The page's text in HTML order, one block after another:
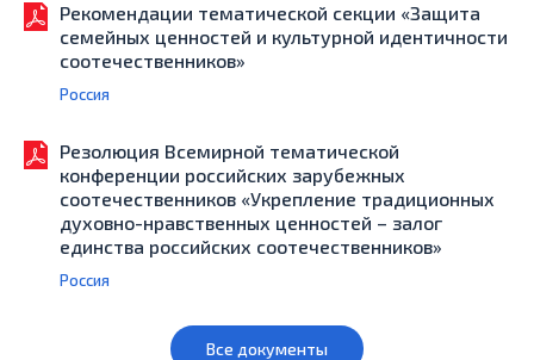
Рекомендации тематической секции «Защита
семейных ценностей и культурной идентичности
соотечественников»
Россия
Резолюция Всемирной тематической
конференции российских зарубежных
соотечественников «Укрепление традиционных
духовно-нравственных ценностей – залог
единства российских соотечественников»
Россия
Все документы